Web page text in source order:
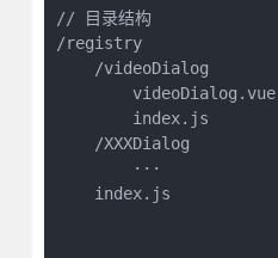
// 目录结构
/registry
    /videoDialog
        videoDialog.vue
        index.js
    /XXXDialog
        ···
    index.js